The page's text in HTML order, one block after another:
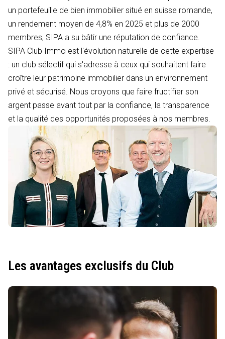
un portefeuille de bien immobilier situé en suisse romande,
un rendement moyen de 4,8% en 2025 et plus de 2000
membres, SIPA a su bâtir une réputation de confiance.
SIPA Club Immo est l'évolution naturelle de cette expertise
: un club sélectif qui s'adresse à ceux qui souhaitent faire
croître leur patrimoine immobilier dans un environnement
privé et sécurisé. Nous croyons que faire fructifier son
argent passe avant tout par la confiance, la transparence
et la qualité des opportunités proposées à nos membres.
Les avantages exclusifs du Club